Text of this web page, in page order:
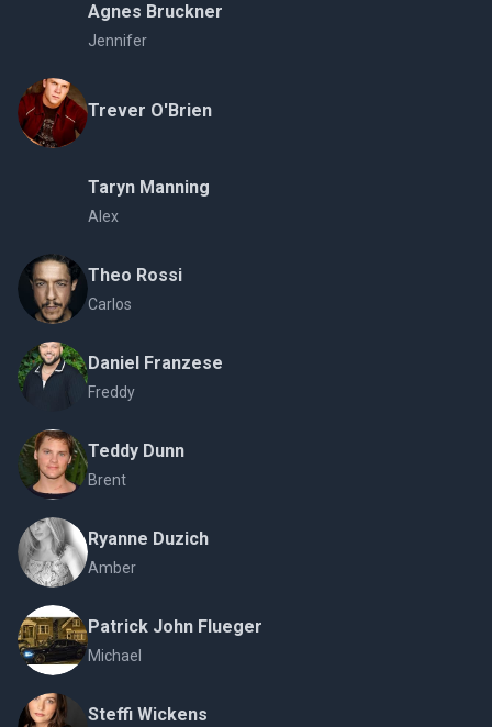
Agnes Bruckner
Jennifer
Trever O'Brien
Taryn Manning
Alex
Theo Rossi
Carlos
Daniel Franzese
Freddy
Teddy Dunn
Brent
Ryanne Duzich
Amber
Patrick John Flueger
Michael
Steffi Wickens